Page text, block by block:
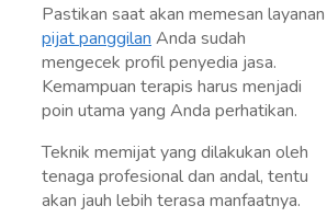
Pastikan saat akan memesan layanan
pijat panggilan Anda sudah
mengecek profil penyedia jasa.
Kemampuan terapis harus menjadi
poin utama yang Anda perhatikan.
Teknik memijat yang dilakukan oleh
tenaga profesional dan andal, tentu
akan jauh lebih terasa manfaatnya.